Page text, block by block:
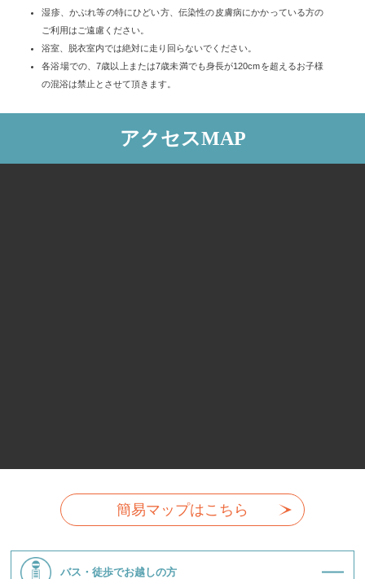
湿疹、かぶれ等の特にひどい方、伝染性の皮膚病にかかっている方の
ご利用はご遠慮ください。
浴室、脱衣室内では絶対に走り回らないでください。
各浴場での、7歳以上または7歳未満でも身長が120cmを超えるお子様
の混浴は禁止とさせて頂きます。
アクセスMAP
簡易マップはこちら
バス・徒歩でお越しの方